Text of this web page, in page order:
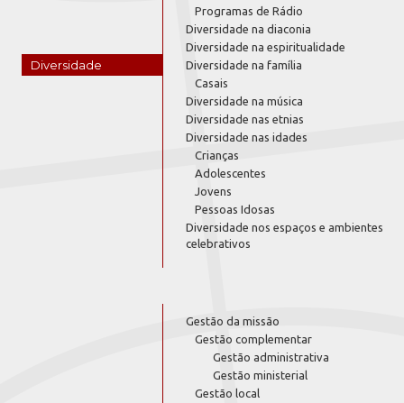
Diversidade
Programas de Rádio
Diversidade na diaconia
Diversidade na espiritualidade
Diversidade na família
Casais
Diversidade na música
Diversidade nas etnias
Diversidade nas idades
Crianças
Adolescentes
Jovens
Pessoas Idosas
Diversidade nos espaços e ambientes
celebrativos
Gestão da missão
Gestão complementar
Gestão administrativa
Gestão ministerial
Gestão local